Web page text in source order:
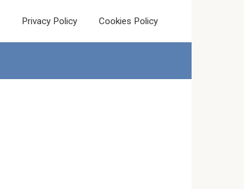
Privacy Policy Cookies Policy